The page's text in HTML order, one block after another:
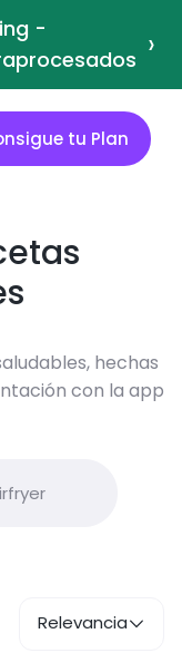
-
›
tu Plan
hechas
con la app
Relevancia